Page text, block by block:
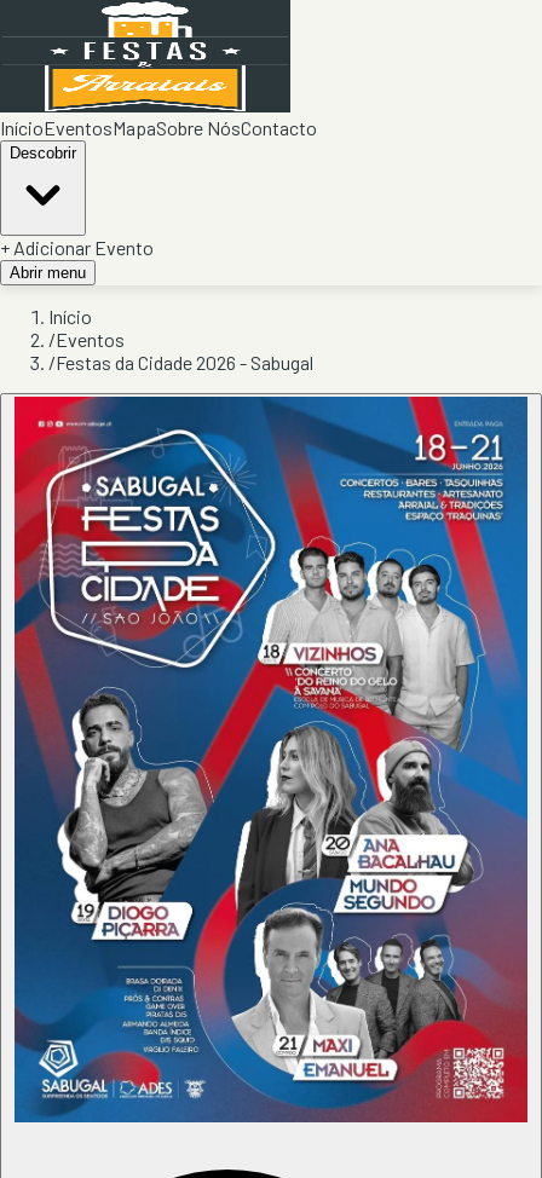
InícioEventosMapaSobre NósContacto
Descobrir
+ Adicionar Evento
Abrir menu
Início
/Eventos
/Festas da Cidade 2026 - Sabugal